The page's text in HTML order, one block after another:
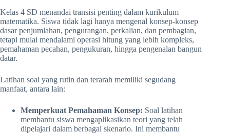
Kelas 4 SD menandai transisi penting dalam kurikulum
matematika. Siswa tidak lagi hanya mengenal konsep-konsep
dasar penjumlahan, pengurangan, perkalian, dan pembagian,
tetapi mulai mendalami operasi hitung yang lebih kompleks,
pemahaman pecahan, pengukuran, hingga pengenalan bangun
datar.
Latihan soal yang rutin dan terarah memiliki segudang
manfaat, antara lain:
Memperkuat Pemahaman Konsep: Soal latihan
membantu siswa mengaplikasikan teori yang telah
dipelajari dalam berbagai skenario. Ini membantu